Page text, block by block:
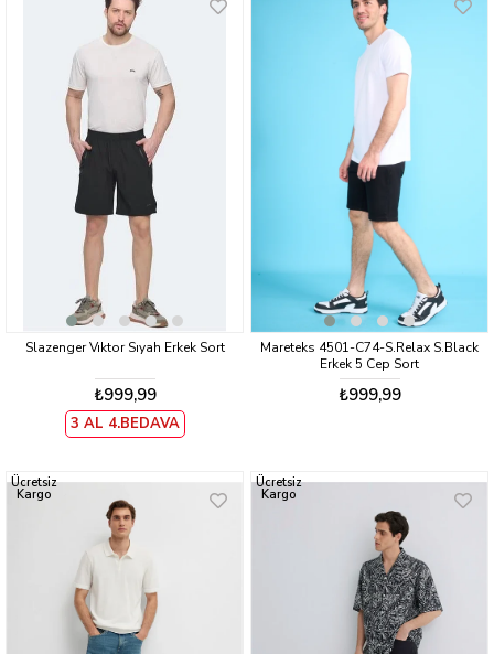
Slazenger Vıktor Sıyah Erkek Sort
₺999,99
3 AL 4.BEDAVA
Mareteks 4501-C74-S.Relax S.Black
Erkek 5 Cep Sort
₺999,99
Ücretsiz
Kargo
Ücretsiz
Kargo